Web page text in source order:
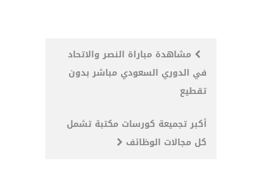
Post
navigation
مشاهدة مباراة النصر والاتحاد
في الدوري السعودي مباشر بدون
تقطيع
أكبر تجميعة كورسات مكتبة تشمل
كل مجالات الوظائف